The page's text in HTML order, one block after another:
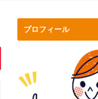
プロフィール